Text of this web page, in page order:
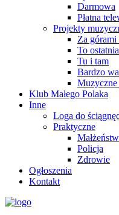
Darmowa
Płatna
Projekty
Za górami
To
Tu i tam
Bardzo
Muzyczne
Klub Małego Polaka
Inne
Loga do
Praktyczne
Policja
Zdrowie
Ogłoszenia
Kontakt